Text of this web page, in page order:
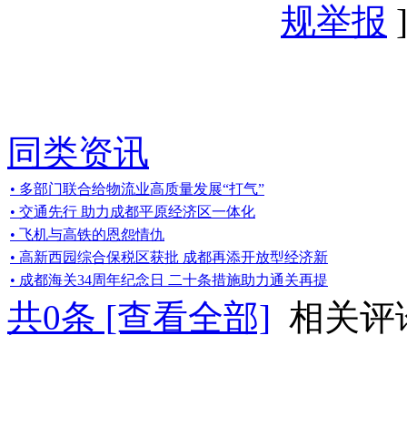
规举报
同类资讯
• 多部门联合给物流业高质量发展“打气”
• 交通先行 助力成都平原经济区一体化
• 飞机与高铁的恩怨情仇
• 高新西园综合保税区获批 成都再添开放型经济新
• 成都海关34周年纪念日 二十条措施助力通关再提
共0条 [查看全部] 相关评